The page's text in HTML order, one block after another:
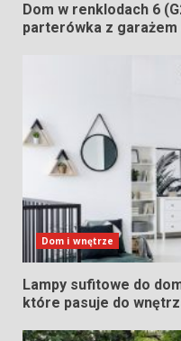
Dom w renklodach 6
parterówka z
Dom i wnętrze
Lampy sufitowe do
które pasuje do